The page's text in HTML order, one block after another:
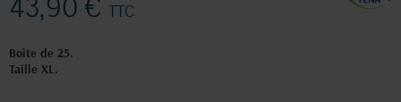
43,90 € TTC
Boîte de 25.
Taille XL.